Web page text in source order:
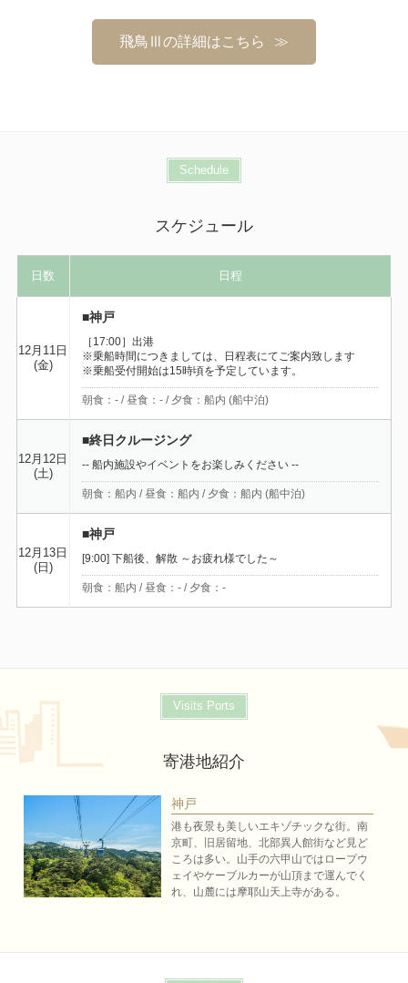
飛鳥Ⅲの詳細はこちら
Schedule
スケジュール
日数 日程
12月11日
(金)
■神戸
［17:00］出港
※乗船時間につきましては、日程表にてご案内致します
※乗船受付開始は15時頃を予定しています。
朝食：- / 昼食：- / 夕食：船内 (船中泊)
12月12日
(土)
■終日クルージング
-- 船内施設やイベントをお楽しみください --
朝食：船内 / 昼食：船内 / 夕食：船内 (船中泊)
12月13日
(日)
■神戸
[9:00] 下船後、解散 ～お疲れ様でした～
朝食：船内 / 昼食：- / 夕食：-
Visits Ports
寄港地紹介
神戸
港も夜景も美しいエキゾチックな街。南
京町、旧居留地、北部異人館街など見ど
ころは多い。山手の六甲山ではロープウ
ェイやケーブルカーが山頂まで運んでく
れ、山麓には摩耶山天上寺がある。